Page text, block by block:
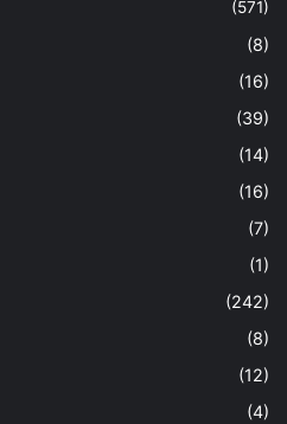
(571)
(8)
(16)
(39)
(14)
(16)
(7)
(1)
(242)
(8)
(12)
(4)